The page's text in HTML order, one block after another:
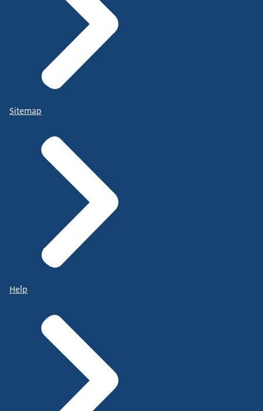
Sitemap
Help